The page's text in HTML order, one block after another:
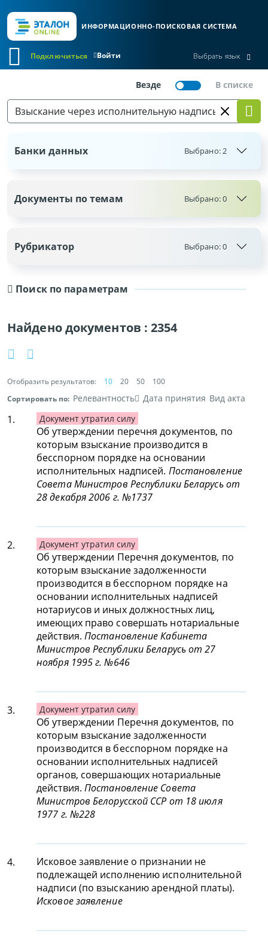
ИНФОРМАЦИОННО-ПОИСКОВАЯ СИСТЕМА
Войти
Подключиться Выбрать язык
Поиск по параметрам
Найдено документов :2354
Отобразить результатов: 10 20 50
100
Сортировать по: Релевантность Дата принятия Вид акта
1. Документ утратил силу
Об утверждении перечня документов, по
которым взыскание производится в
бесспорном порядке на основании
исполнительных надписей. Постановление
Совета Министров Республики Беларусь от
28 декабря 2006 г. №1737
2. Документ утратил силу
Об утверждении Перечня документов, по
которым взыскание задолженности
производится в бесспорном порядке на
основании исполнительных надписей
нотариусов и иных должностных лиц,
имеющих право совершать нотариальные
действия. Постановление Кабинета
Министров Республики Беларусь от 27
ноября 1995 г. №646
3. Документ утратил силу
Об утверждении Перечня документов, по
которым взыскание задолженности
производится в бесспорном порядке на
основании исполнительных надписей
органов, совершающих нотариальные
действия. Постановление Совета
Министров Белорусской ССР от 18 июля
1977 г. №228
4.
Исковое заявление о признании не
подлежащей исполнению исполнительной
надписи (по взысканию арендной платы).
Исковое заявление
Банки данных Выбрано:2
Документы по темам Выбрано:0
Рубрикатор Выбрано:0